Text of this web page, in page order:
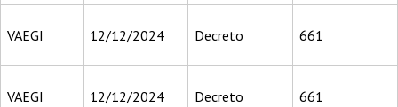
VAEGI 12/12/2024 Decreto 661
VAEGI 12/12/2024 Decreto 661